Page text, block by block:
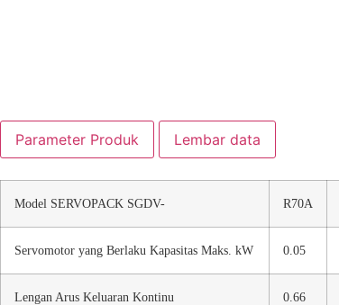
Parameter Produk Lembar data
Model SERVOPACK SGDV- R70A
Servomotor yang Berlaku Kapasitas Maks. kW 0.05
Lengan Arus Keluaran Kontinu 0.66